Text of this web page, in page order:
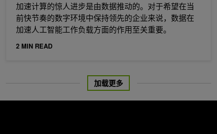
加速计算的惊人进步是由数据推动的。对于希望在当
前快节奏的数字环境中保持领先的企业来说，数据在
加速人工智能工作负载方面的作用至关重要。
2 MIN READ
加载更多